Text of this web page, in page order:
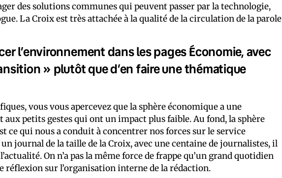
des solutions communes qui peuvent passer par la technologie,
La Croix est très attachée à la qualité de la circulation de la parole
l’environnement dans les pages Économie, avec
» plutôt que d’en faire une thématique
vous vous apercevez que la sphère économique a une
petits gestes qui ont un impact plus faible. Au fond, la sphère
ce qui nous a conduit à concentrer nos forces sur le service
journal de la taille de la Croix, avec une centaine de journalistes, il
On n’a pas la même force de frappe qu’un grand quotidien
réflexion sur l’organisation interne de la rédaction.